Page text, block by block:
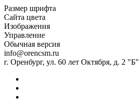
Размер шрифта
Сайта цвета
Изображения
Управление
Обычная версия
info@orencsm.ru
г. Оренбург, ул. 60 лет Октября, д. 2 "Б"